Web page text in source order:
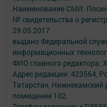
Наименование СМИ:
№ свидетельства о
29.05.2017
выдано Федеральной
информационных
ФИО главного редактора:
Адрес редакции: 423564,
Татарстан, Нижнекамский
помещение 102.